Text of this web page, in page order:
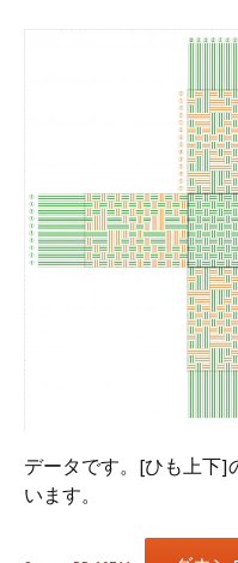
データです。[ひも上下]
います。